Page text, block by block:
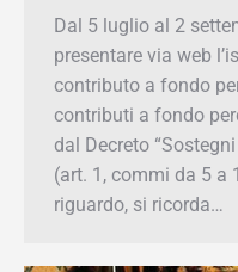
Dal 5 luglio al 2
presentare via web
contributo a fondo
contributi a fondo
dal Decreto
stagionali (art. 1,
2021). Al riguardo, si